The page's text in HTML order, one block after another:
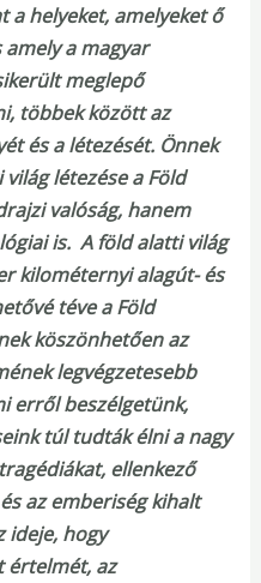
a helyeket, amelyeket ő
a magyar
meglepő
többek között az
és a létezését. Önnek
létezése a Föld
valóság, hanem
is. A föld alatti világ
kilométernyi alagút- és
téve a Föld
köszönhetően az
legvégzetesebb
erről beszélgetünk,
túl tudták élni a nagy
ellenkező
az emberiség kihalt
ideje, hogy
értelmét, az